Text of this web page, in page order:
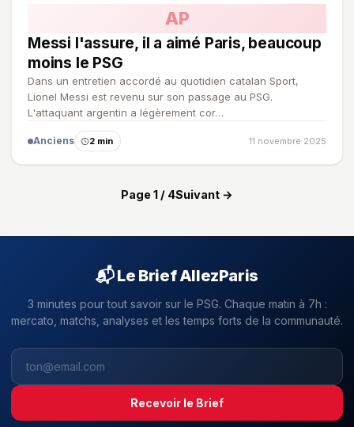
AP
Messi l'assure, il a aimé Paris, beaucoup
moins le PSG
Dans un entretien accordé au quotidien catalan Sport,
Lionel Messi est revenu sur son passage au PSG.
L'attaquant argentin a légèrement cor…
Anciens 2 min 11 novembre 2025
Page 1 / 4Suivant →
📬 Le Brief AllezParis
3 minutes pour tout savoir sur le PSG. Chaque matin à 7h :
mercato, matchs, analyses et les temps forts de la communauté.
Recevoir le Brief